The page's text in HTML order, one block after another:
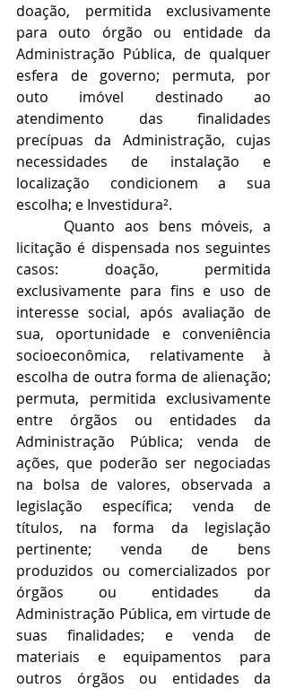
doação, permitida exclusivamente
para outo órgão ou entidade da
Administração Pública, de qualquer
esfera de governo; permuta, por
outo imóvel destinado ao
atendimento das finalidades
precípuas da Administração, cujas
necessidades de instalação e
localização condicionem a sua
escolha; e Investidura².
licitação é dispensada nos seguintes
casos: doação, permitida
exclusivamente para fins e uso de
interesse social, após avaliação de
sua, oportunidade e conveniência
socioeconômica, relativamente à
escolha de outra forma de alienação;
permuta, permitida exclusivamente
entre órgãos ou entidades da
Administração Pública; venda de
ações, que poderão ser negociadas
na bolsa de valores, observada a
legislação específica; venda de
títulos, na forma da legislação
pertinente; venda de bens
produzidos ou comercializados por
órgãos ou entidades da
Administração Pública, em virtude de
suas finalidades; e venda de
materiais e equipamentos para
outros órgãos ou entidades da